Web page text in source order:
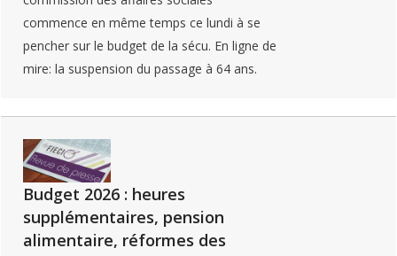
commence en même temps ce lundi à se
pencher sur le budget de la sécu. En ligne de
mire: la suspension du passage à 64 ans.
Budget 2026 : heures
supplémentaires, pension
alimentaire, réformes des